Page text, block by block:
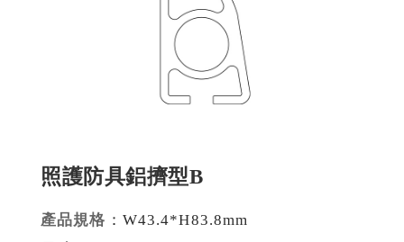
食品烘焙用模型
消費電子類擠型
通用規格鋁擠型
衛浴五金鋁擠型
機械設備部件擠型
照護防具鋁擠型B
產品規格 ：W43.4*H83.8mm